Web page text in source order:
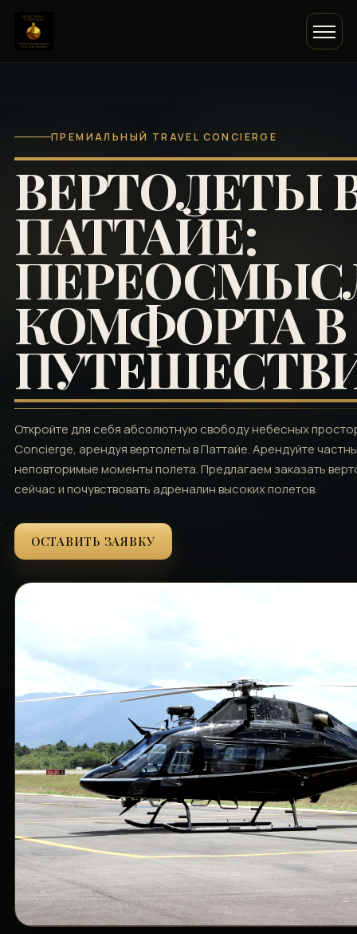
ПРЕМИАЛЬНЫЙ TRAVEL CONCIERGE
ВЕРТОЛЕТЫ
ПАТТАЙЕ:
КОМФОРТА В
Откройте для себя абсолютную свободу небесных
Concierge, арендуя вертолеты в Паттайе. Арендуйте
неповторимые моменты полета. Предлагаем заказать
сейчас и почувствовать адреналин высоких полетов.
ОСТАВИТЬ ЗАЯВКУ